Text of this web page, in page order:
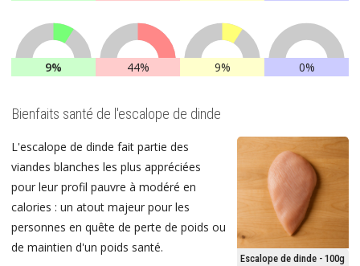
9% 44% 9% 0%
Bienfaits santé de l'escalope de dinde
Escalope de dinde - 100g
L'escalope de dinde fait partie des
viandes blanches les plus appréciées
pour leur profil pauvre à modéré en
calories : un atout majeur pour les
personnes en quête de perte de poids ou
de maintien d'un poids santé.